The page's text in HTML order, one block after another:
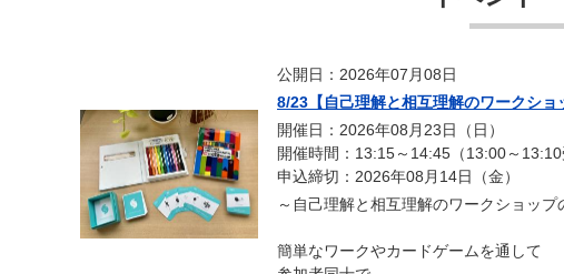
公開日：2026年07月08日
8/23【自己理解と相互理解のワークショ
開催日：2026年08月23日（日）
開催時間：13:15～14:45（13:00～13:10
申込締切：2026年08月14日（金）
～自己理解と相互理解のワークショップ
簡単なワークやカードゲームを通して